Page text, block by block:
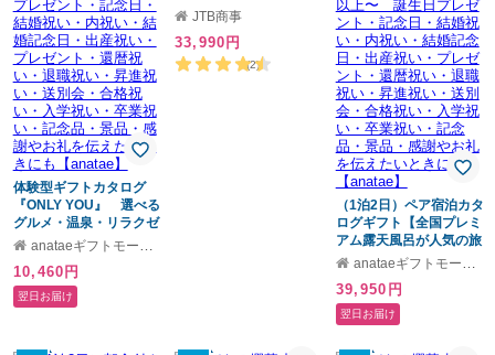
体験型ギフトカタログ
『ONLY YOU』 選べる
グルメ・温泉・リラクゼ
ーション・ものづくり体
記念日・結婚祝い・内祝
い・結婚記念日・出産祝
い・プレゼント・還暦祝
い・送別会・合格祝い・
anataeギフトモール店
10,460円
翌日お届け
JTB商事
33,990円
(2)
（1泊2日）ペア宿泊カタ
ログギフト【全国プレミ
アム露天風呂が人気の旅
館コレクション】掲載数
日プレゼント・記念日・
結婚祝い・内祝い・結婚
記念日・出産祝い・プレ
ゼント・還暦祝い・退職
anataeギフトモール店
39,950円
翌日お届け